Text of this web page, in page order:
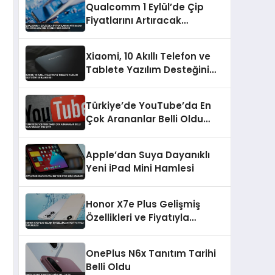
Qualcomm 1 Eylül’de Çip
Fiyatlarını Artıracak
Xiaomi, 10 Akıllı Telefon ve
Tablete Yazılım Desteğini
Türkiye’de YouTube’da En
Çok Arananlar Belli Oldu
Apple’dan Suya Dayanıklı
Yeni iPad Mini Hamlesi
Honor X7e Plus Gelişmiş
Özellikleri ve Fiyatıyla
OnePlus N6x Tanıtım Tarihi
Belli Oldu